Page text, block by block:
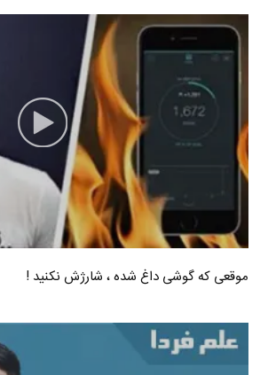
موقعی که گوشی داغ شده ، شارژش نکنید !